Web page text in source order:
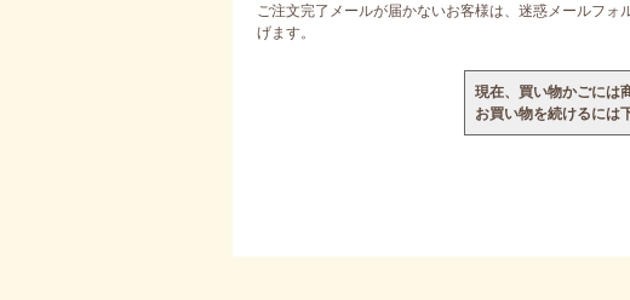
ご注文完了メールが届かないお客様は、迷惑メールフ
げます。
現在、買い物かごには
お買い物を続けるには